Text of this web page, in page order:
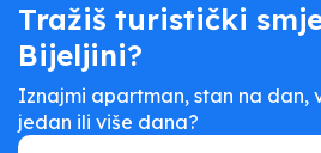
Tražiš turistički
Bijeljini?
Iznajmi apartman, stan na dan,
jedan ili više dana?